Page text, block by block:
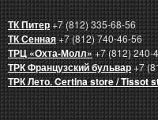
ТК Питер+7 (812) 335-68-56
ТК Сенная+7 (812) 740-46-56
ТРЦ «Охта-Молл»+7 (812) 240-
ТРК Французский бульвар+7
ТРК Лето. Certina store / Tissot